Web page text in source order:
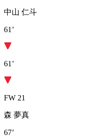
中山 仁斗
61’
61’
FW 21
森 夢真
67’